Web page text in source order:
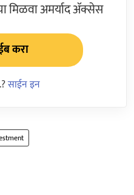
मिळवा अमर्याद ॲक्सेस
करा
साईन इन